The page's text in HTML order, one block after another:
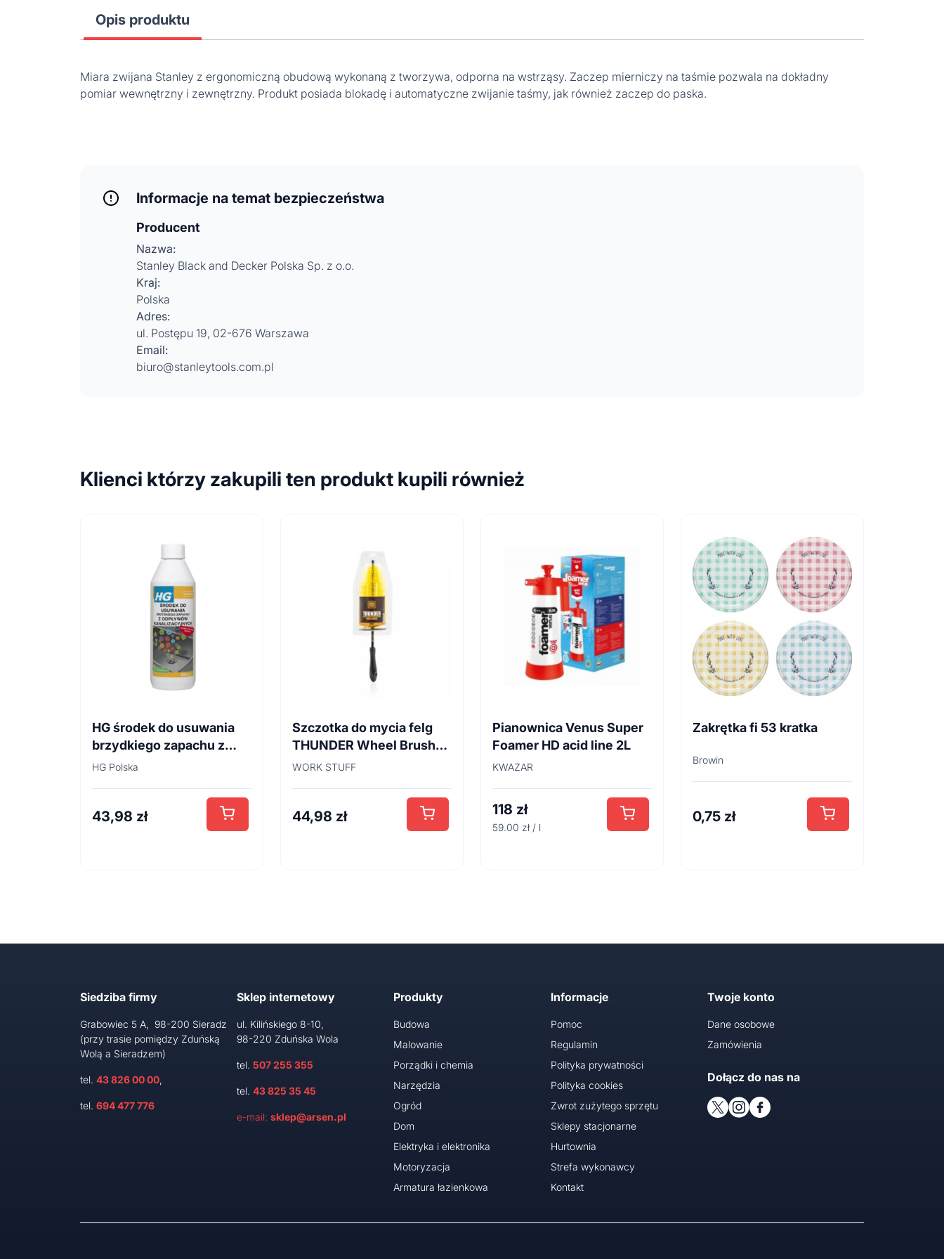
Opis produktu
Miara zwijana Stanley z ergonomiczną obudową wykonaną z tworzywa, odporna na wstrząsy. Zaczep mierniczy na taśmie pozwala na dokładny
pomiar wewnętrzny i zewnętrzny. Produkt posiada blokadę i automatyczne zwijanie taśmy, jak również zaczep do paska.
Informacje na temat bezpieczeństwa
Producent
Nazwa:
Stanley Black and Decker Polska Sp. z o.o.
Kraj:
Polska
Adres:
ul. Postępu 19, 02-676 Warszawa
Email:
biuro@stanleytools.com.pl
Klienci którzy zakupili ten produkt kupili również
HG środek do usuwania
brzydkiego zapachu z
odpływów
HG Polska
43,98 zł
Szczotka do mycia felg
THUNDER Wheel Brush
45cm
WORK STUFF
44,98 zł
Pianownica Venus Super
Foamer HD acid line 2L
KWAZAR
118 zł
59.00 zł / l
Zakrętka fi 53 kratka
Browin
0,75 zł
Siedziba firmy
Grabowiec 5 A, 98-200 Sieradz
(przy trasie pomiędzy Zduńską
Wolą a Sieradzem)
tel. 43 826 00 00,
tel. 694 477 776
Sklep internetowy
ul. Kilińskiego 8-10,
98-220 Zduńska Wola
tel.507 255 355
tel.43 825 35 45
e-mail:sklep@arsen.pl
Produkty
Budowa
Malowanie
Porządki i chemia
Narzędzia
Ogród
Dom
Elektryka i elektronika
Motoryzacja
Armatura łazienkowa
Informacje
Pomoc
Regulamin
Polityka prywatności
Polityka cookies
Zwrot zużytego sprzętu
Sklepy stacjonarne
Hurtownia
Strefa wykonawcy
Kontakt
Twoje konto
Dane osobowe
Zamówienia
Dołącz do nas na